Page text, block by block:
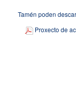
Tamén poden
Proxecto de a